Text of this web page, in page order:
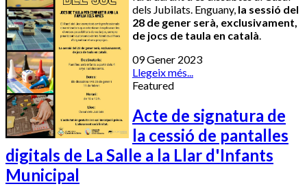
dels Jubilats. Enguany, la sessió del
28 de gener serà, exclusivament,
de jocs de taula en català.
09 Gener 2023
Llegeix més...
Featured
Acte de signatura de
la cessió de pantalles
digitals de La Salle a la Llar d'Infants
Municipal